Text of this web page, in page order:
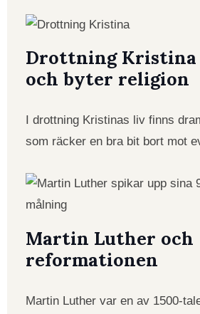
Drottning Kristina
och byter religion
I drottning Kristinas liv finns
som räcker en bra bit bort mot
Martin Luther och
reformationen
Martin Luther var en av 1500-